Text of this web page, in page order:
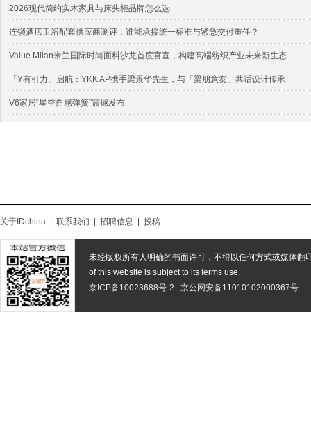
2026现代简约实木家具与床头柜品牌怎么选
连锁酒店卫浴配套供应商测评：谁能承接统一标准与紧急交付重任？
Value Milan米兰国际时尚面料沙龙首度官宣，构建高端纺织产业未来新生态
「Y有引力」启航：YKK AP携手梁景华先生，与「梁朋意友」共话设计传承
V6家居“星空自感弹簧”震撼发布
关于IDchina 联系我们 招聘信息 投稿
未经版权所有人明确的书面许可，不得以任何方式或媒体翻
of this website is subject to its terms use.
京ICP备10023688号-2
京公网安备11010102000367号